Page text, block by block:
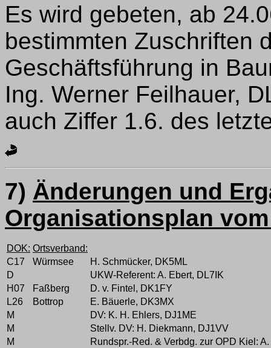
Es wird gebeten, ab
bestimmten Zuschriften
Geschäftsführung in
Ing. Werner Feilhauer,
auch Ziffer 1.6. des
7) Änderungen und
Organisationsplan vom
DOK: Ortsverband:
C17
Würmsee
H. Schmücker, DK5ML
D
UKW-Referent: A. Ebert, DL7IK
H07
Faßberg
D. v. Fintel, DK1FY
L26
Bottrop
E. Bäuerle, DK3MX
M
DV: K. H. Ehlers, DJ1ME
M
Stellv. DV: H. Diekmann, DJ1VV
M
Rundspr.-Red. & Verbdg. zur OPD Kiel: